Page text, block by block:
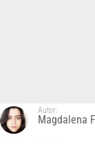
Autor:
Magdalena